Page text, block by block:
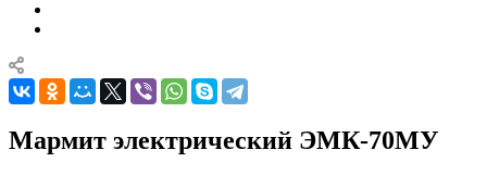
Мармит электрический ЭМК-70МУ